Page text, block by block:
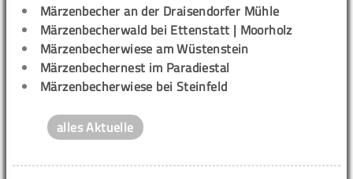
Märzenbecher an der Draisendorfer Mühle
Märzenbecherwald bei Ettenstatt | Moorholz
Märzenbecherwiese am Wüstenstein
Märzenbechernest im Paradiestal
Märzenbecherwiese bei Steinfeld
alles Aktuelle